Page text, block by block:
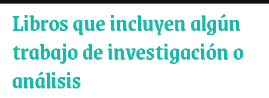
Libros que incluyen algún
trabajo de investigación o
análisis